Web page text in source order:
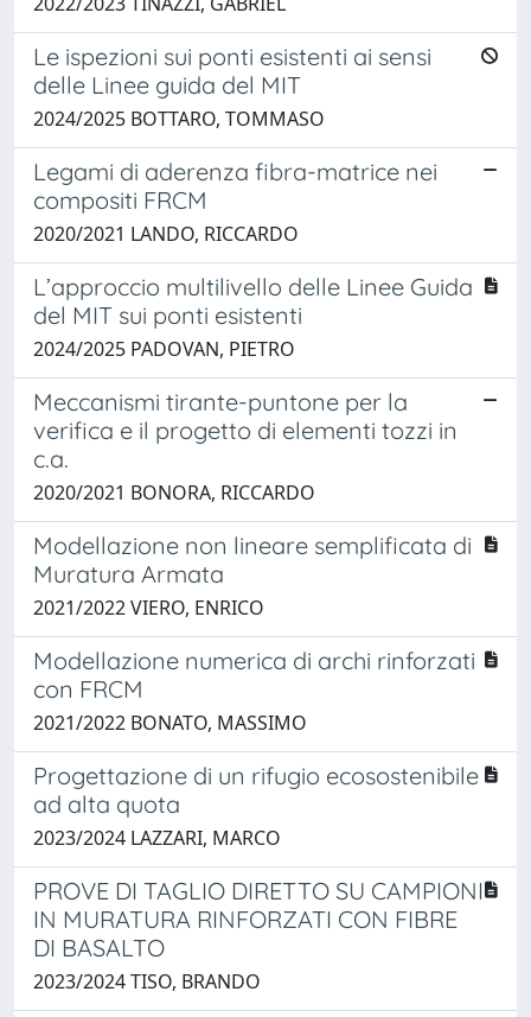
Le ispezioni sui ponti esistenti ai sensi
delle Linee guida del MIT
2024/2025 BOTTARO, TOMMASO
Legami di aderenza fibra-matrice nei
compositi FRCM
2020/2021 LANDO, RICCARDO
L’approccio multilivello delle Linee Guida
del MIT sui ponti esistenti
2024/2025 PADOVAN, PIETRO
Meccanismi tirante-puntone per la
verifica e il progetto di elementi tozzi in
c.a.
2020/2021 BONORA, RICCARDO
Modellazione non lineare semplificata di
Muratura Armata
2021/2022 VIERO, ENRICO
Modellazione numerica di archi rinforzati
con FRCM
2021/2022 BONATO, MASSIMO
Progettazione di un rifugio ecosostenibile
ad alta quota
2023/2024 LAZZARI, MARCO
PROVE DI TAGLIO DIRETTO SU CAMPIONI
IN MURATURA RINFORZATI CON FIBRE
DI BASALTO
2023/2024 TISO, BRANDO